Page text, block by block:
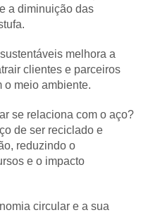
a diminuição das
melhora a
clientes e parceiros
o meio ambiente.
se relaciona com o aço?
de ser reciclado e
reduzindo o
e o impacto
circular e a sua